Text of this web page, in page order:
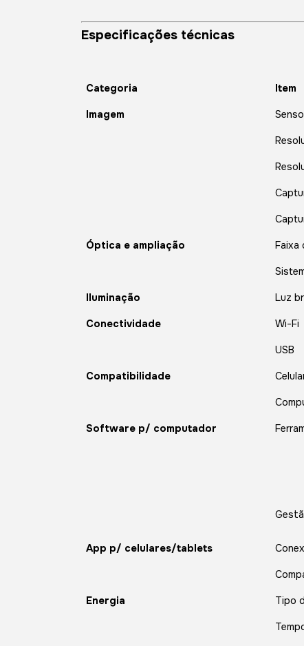
Especificações técnicas
Categoria Item
Imagem
Óptica e ampliação Faixa
Iluminação Luz
Conectividade Wi-Fi
USB
Compatibilidade
Software p/ computador
App p/ celulares/tablets
Energia Tipo